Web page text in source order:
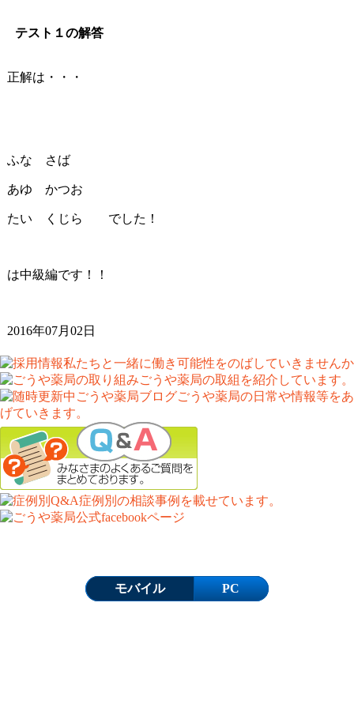
テスト１の解答
正解は・・・
ふな さば
あゆ かつお
たい くじら でした！
は中級編です！！
2016年07月02日
モバイル PC